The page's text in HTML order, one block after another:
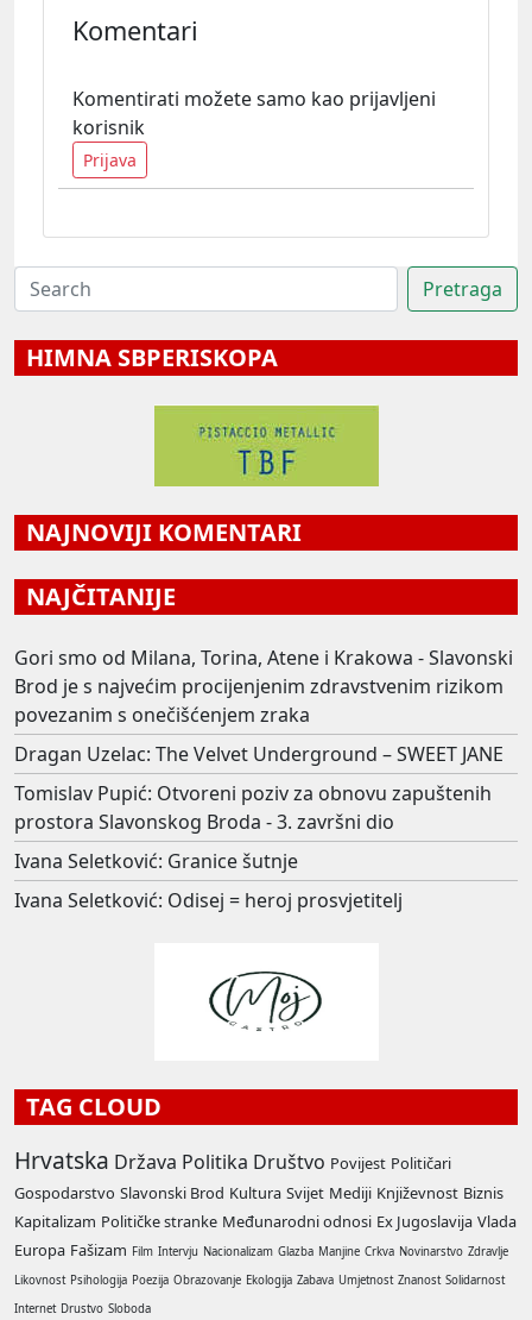
Komentari
Komentirati možete samo kao prijavljeni
korisnik
Prijava
HIMNA SBPERISKOPA
NAJNOVIJI KOMENTARI
NAJČITANIJE
Gori smo od Milana, Torina, Atene i Krakowa - Slavonski
Brod je s najvećim procijenjenim zdravstvenim rizikom
povezanim s onečišćenjem zraka
Dragan Uzelac: The Velvet Underground – SWEET JANE
Tomislav Pupić: Otvoreni poziv za obnovu zapuštenih
prostora Slavonskog Broda - 3. završni dio
Ivana Seletković: Granice šutnje
Ivana Seletković: Odisej = heroj prosvjetitelj
TAG CLOUD
Hrvatska Država Politika Društvo Povijest Političari
Gospodarstvo Slavonski Brod Kultura Svijet Mediji Književnost Biznis
Kapitalizam Političke stranke Međunarodni odnosi Ex Jugoslavija Vlada
Europa Fašizam Film Intervju Nacionalizam Glazba Manjine Crkva Novinarstvo Zdravlje
Likovnost Psihologija Poezija Obrazovanje Ekologija Zabava Umjetnost Znanost Solidarnost
Internet Drustvo Sloboda